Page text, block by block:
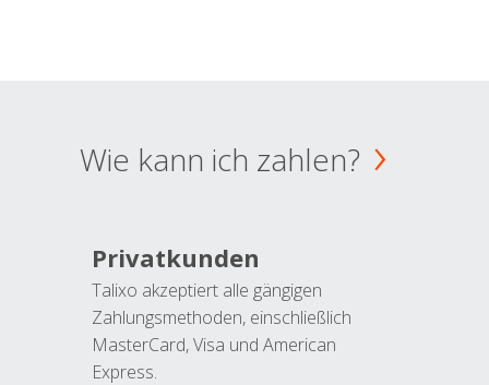
Wie kann ich zahlen?
Privatkunden
Talixo akzeptiert alle gängigen
Zahlungsmethoden, einschließlich
MasterCard, Visa und American
Express.